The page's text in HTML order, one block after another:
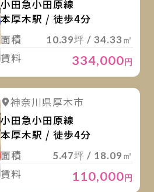
小田急小田原線
本厚木駅 / 徒歩4分
面積
10.39坪 / 34.33㎡
賃料 334,000円
詳細を見る
神奈川県厚木市
小田急小田原線
本厚木駅 / 徒歩4分
面積
5.47坪 / 18.09㎡
賃料 110,000円